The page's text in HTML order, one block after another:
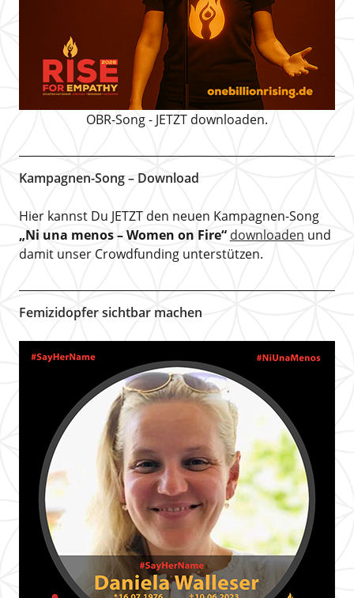
OBR-Song - JETZT downloaden.
Kampagnen-Song – Download
Hier kannst Du JETZT den neuen Kampagnen-Song
„Ni una menos – Women on Fire“ downloaden und
damit unser Crowdfunding unterstützen.
Femizidopfer sichtbar machen